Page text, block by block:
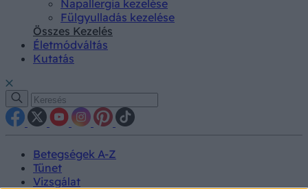
Napallergia kezelése
Fülgyulladás kezelése
Összes Kezelés
Életmódváltás
Kutatás
Betegségek A-Z
Tünet
Vizsgálat